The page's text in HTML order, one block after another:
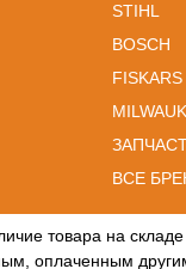
STIHL
BOSCH
FISKARS
ЗА
ВСЕ
товара на
оплаченным